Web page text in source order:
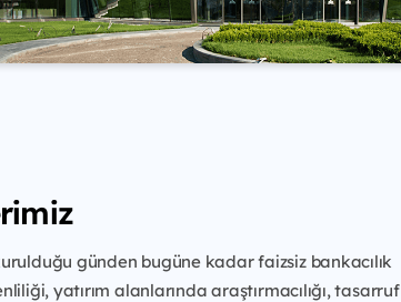
günden bugüne kadar faizsiz bankacılık
yatırım alanlarında araştırmacılığı, tasarruf